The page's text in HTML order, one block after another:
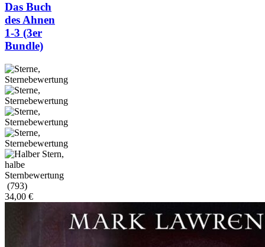
Das Buch
des Ahnen
1-3 (3er
Bundle)
(793)
34,00 €